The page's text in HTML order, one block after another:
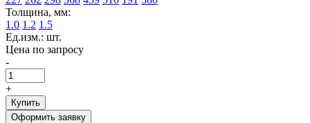
Толщина, мм:
1.0 1.2 1.5
Ед.изм.: шт.
Цена по запросу
-
+
Купить
Оформить заявку